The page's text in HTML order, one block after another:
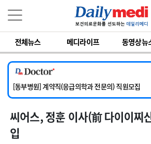
전체뉴스 메디라이프 동영상뉴
[서울아산병원] 2026년 하반기 인턴 모집
[영남대학교의료원] 마취통증의학과 임기제 임상의
[충남대학교병원] 소아청소년과(소아응급전담) 계약
[동부병원] 계약직(응급의학과 전문의) 직원모집
[이대목동병원] 하반기 전공의(레지던트1년차) 모집
[서울아산병원] 2026년 하반기 인턴 모집
[영남대학교의료원] 마취통증의학과 임기제 임상의
씨어스, 정훈 이사(前 다이이찌
입